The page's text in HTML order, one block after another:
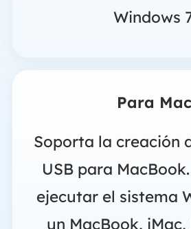
Windows
Para Mac
Soporta la creación
USB para
ejecutar el sistema
un MacBook,